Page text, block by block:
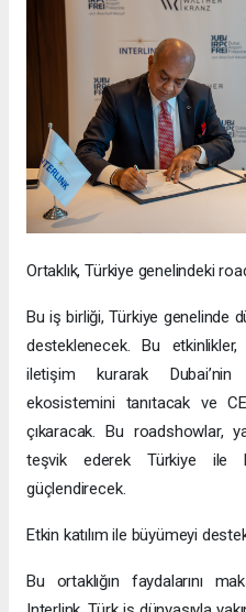
Ortaklık, Türkiye genelindeki
Bu iş birliği, Türkiye genelinde
desteklenecek. Bu
iletişim kurarak
ekosistemini tanıtacak ve
çıkaracak. Bu roadshowlar,
teşvik ederek Türkiye ile
güçlendirecek.
Etkin katılım ile büyümeyi
Bu ortaklığın faydalarını